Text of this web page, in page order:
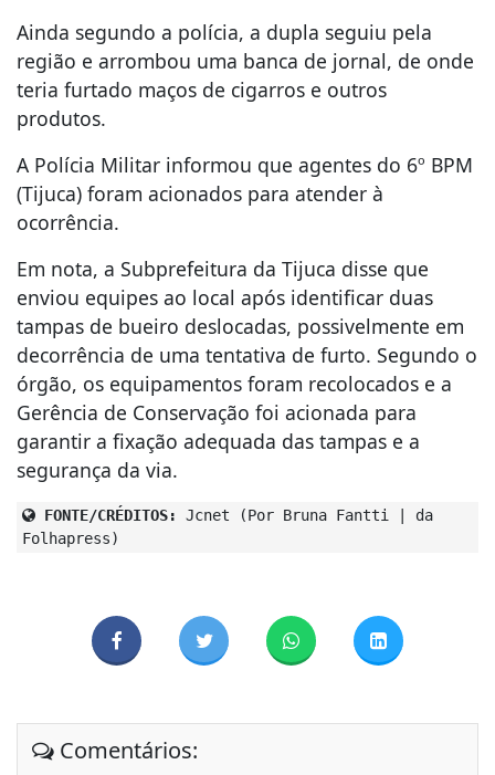
Ainda segundo a polícia, a dupla seguiu pela
região e arrombou uma banca de jornal, de onde
teria furtado maços de cigarros e outros
produtos.
A Polícia Militar informou que agentes do 6º BPM
(Tijuca) foram acionados para atender à
ocorrência.
Em nota, a Subprefeitura da Tijuca disse que
enviou equipes ao local após identificar duas
tampas de bueiro deslocadas, possivelmente em
decorrência de uma tentativa de furto. Segundo o
órgão, os equipamentos foram recolocados e a
Gerência de Conservação foi acionada para
garantir a fixação adequada das tampas e a
segurança da via.
FONTE/CRÉDITOS:
Jcnet (Por Bruna Fantti | da
Folhapress)
Comentários: